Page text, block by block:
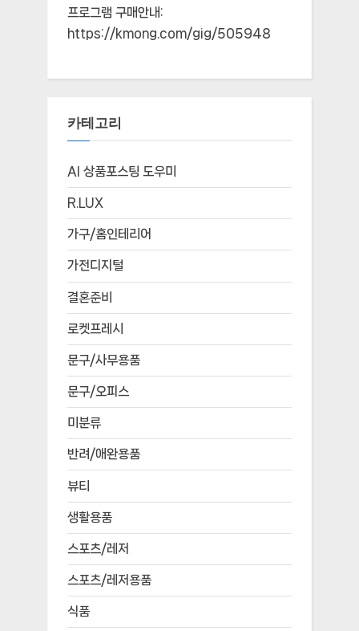
프로그램 구매안내:
https://kmong.com/gig/505948
카테고리
AI 상품포스팅 도우미
R.LUX
가구/홈인테리어
가전디지털
결혼준비
로켓프레시
문구/사무용품
문구/오피스
미분류
반려/애완용품
뷰티
생활용품
스포츠/레저
스포츠/레저용품
식품